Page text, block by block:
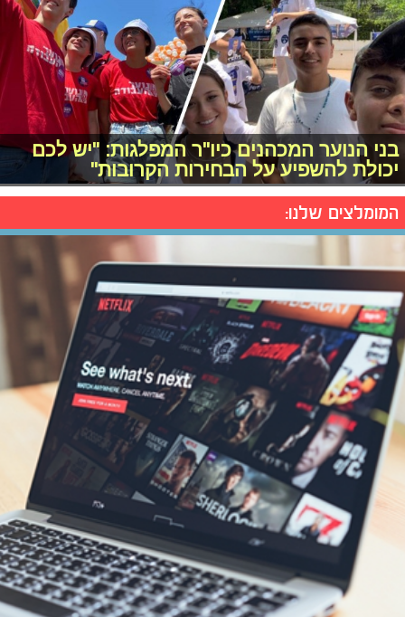
בני הנוער המכהנים כיו"ר המפלגות: "יש לכם
יכולת להשפיע על הבחירות הקרובות"
המומלצים שלנו: